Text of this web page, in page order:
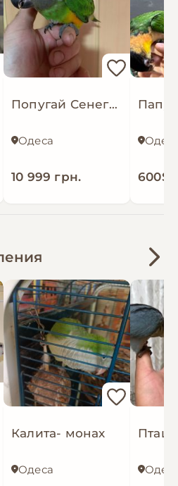
Попугай Сенегал молодой окольцованный
Одеса
10 999 грн. 600$
Калита- монах
Одеса